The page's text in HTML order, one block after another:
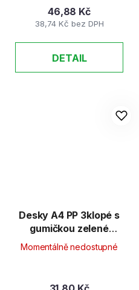
38,74 Kč bez DPH
46,88 Kč
DETAIL
Desky A4 PP 3klopé s
gumičkou zelené
neprůhledné
Momentálně nedostupné